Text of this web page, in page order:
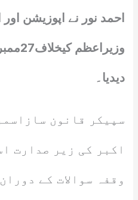
احمد نور نے اپوزیشن
دیدیا۔
سپیکر قانون
اکبر کی زیر صدارت
وقفہ سوالات کے